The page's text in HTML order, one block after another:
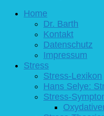
Home
Dr. Barth
Kontakt
Datenschutz
Impressum
Stress
Stress-Lexikon
Hans Selye:
Stress-